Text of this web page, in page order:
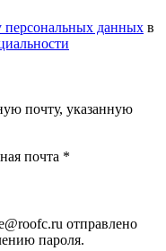
персональных данных в
почту, указанную
почта *
отправлено
пароля.